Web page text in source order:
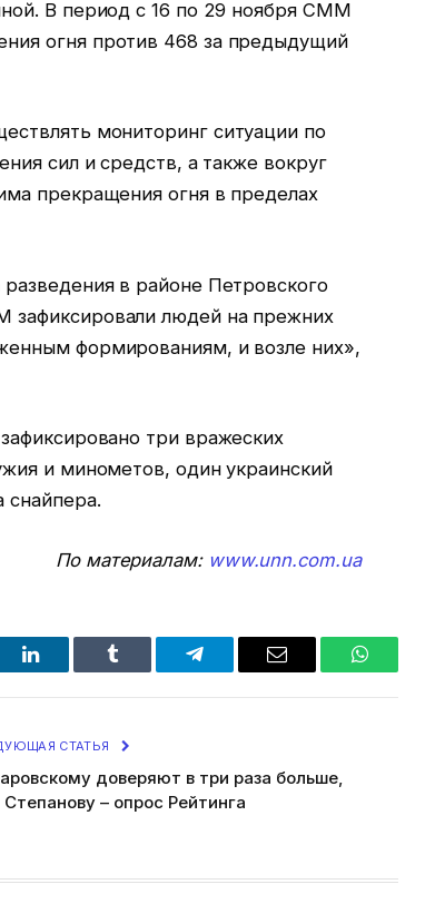
В период с 16 по 29 ноября СММ
огня против 468 за предыдущий
мониторинг ситуации по
сил и средств, а также вокруг
прекращения огня в пределах
в районе Петровского
людей на прежних
формированиям, и возле них»,
три вражеских
и минометов, один украинский
снайпера.
По материалам: www.unn.com.ua
LinkedIn Tumblr Telegram Email WhatsApp
СТАТЬЯ
доверяют в три раза больше,
– опрос Рейтинга